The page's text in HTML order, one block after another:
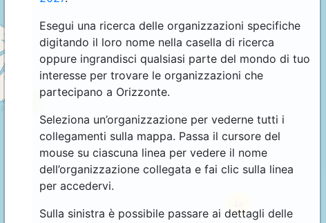
Esegui una ricerca delle organizzazioni specifiche
digitando il loro nome nella casella di ricerca
oppure ingrandisci qualsiasi parte del mondo di tuo
interesse per trovare le organizzazioni che
partecipano a Orizzonte.
Seleziona un’organizzazione per vederne tutti i
collegamenti sulla mappa. Passa il cursore del
mouse su ciascuna linea per vedere il nome
dell’organizzazione collegata e fai clic sulla linea
per accedervi.
Sulla sinistra è possibile passare ai dettagli delle